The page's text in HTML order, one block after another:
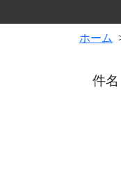
ホーム
件